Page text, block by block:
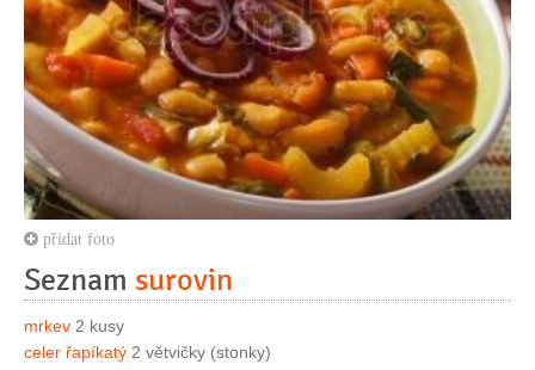
přidat foto
Seznam surovin
mrkev 2 kusy
celer řapíkatý 2 větvičky (stonky)